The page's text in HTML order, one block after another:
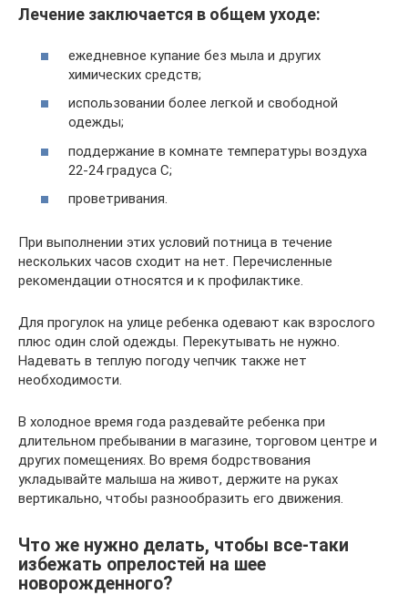
Лечение заключается в общем уходе:
ежедневное купание без мыла и других
химических средств;
использовании более легкой и свободной
одежды;
поддержание в комнате температуры воздуха
22-24 градуса С;
проветривания.
При выполнении этих условий потница в течение
нескольких часов сходит на нет. Перечисленные
рекомендации относятся и к профилактике.
Для прогулок на улице ребенка одевают как взрослого
плюс один слой одежды. Перекутывать не нужно.
Надевать в теплую погоду чепчик также нет
необходимости.
В холодное время года раздевайте ребенка при
длительном пребывании в магазине, торговом центре и
других помещениях. Во время бодрствования
укладывайте малыша на живот, держите на руках
вертикально, чтобы разнообразить его движения.
Что же нужно делать, чтобы все-таки
избежать опрелостей на шее
новорожденного?